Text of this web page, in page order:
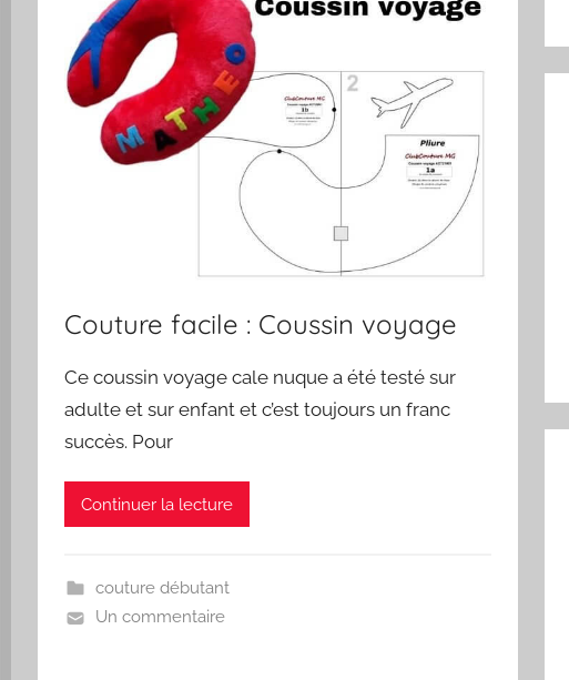
Couture facile : Coussin voyage
Ce coussin voyage cale nuque a été testé sur
adulte et sur enfant et c’est toujours un franc
succès. Pour
Continuer la lecture
couture débutant
Un commentaire